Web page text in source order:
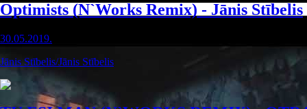
Optimists (N`Works Remix) - Jānis Stībelis
30.05.2019.
Jānis Stībelis/Jānis Stībelis